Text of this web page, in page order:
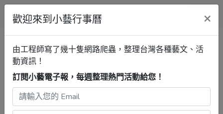
小藝行事曆
全部 展覽 音樂 戲劇
講座
行事曆
新竹活動清單 展覽 最新活動
歡迎來到小藝行事曆 ×
由工程師寫了幾十隻網路爬蟲，整理台灣各種藝文、活
動資訊！
訂閱小藝電子報，每週整理熱門活動給您！